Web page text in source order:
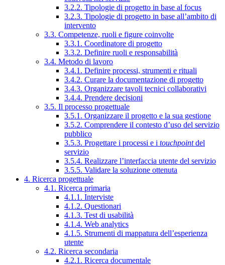
3.2.2. Tipologie di progetto in base al focus
3.2.3. Tipologie di progetto in base all’ambito di
intervento
3.3. Competenze, ruoli e figure coinvolte
3.3.1. Coordinatore di progetto
3.3.2. Definire ruoli e responsabilità
3.4. Metodo di lavoro
3.4.1. Definire processi, strumenti e rituali
3.4.2. Curare la documentazione di progetto
3.4.3. Organizzare tavoli tecnici collaborativi
3.4.4. Prendere decisioni
3.5. Il processo progettuale
3.5.1. Organizzare il progetto e la sua gestione
3.5.2. Comprendere il contesto d’uso del servizio
pubblico
3.5.3. Progettare i processi e i touchpointdel
servizio
3.5.4. Realizzare l’interfaccia utente del servizio
3.5.5. Validare la soluzione ottenuta
4. Ricerca progettuale
4.1. Ricerca primaria
4.1.1. Interviste
4.1.2. Questionari
4.1.3. Test di usabilità
4.1.4. Web analytics
4.1.5. Strumenti di mappatura dell’esperienza
utente
4.2. Ricerca secondaria
4.2.1. Ricerca documentale